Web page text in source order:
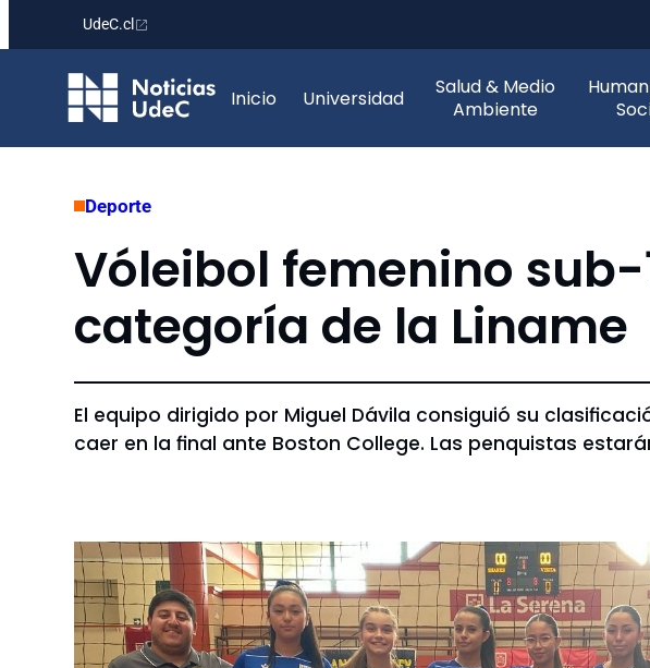
contenido
UdeC.cl
Inicio Universidad
Salud & Medio
Ambiente
Deporte
Vóleibol femenino
categoría de la Liname
El equipo dirigido por Miguel Dávila consiguió su
caer en la final ante Boston College. Las penquistas